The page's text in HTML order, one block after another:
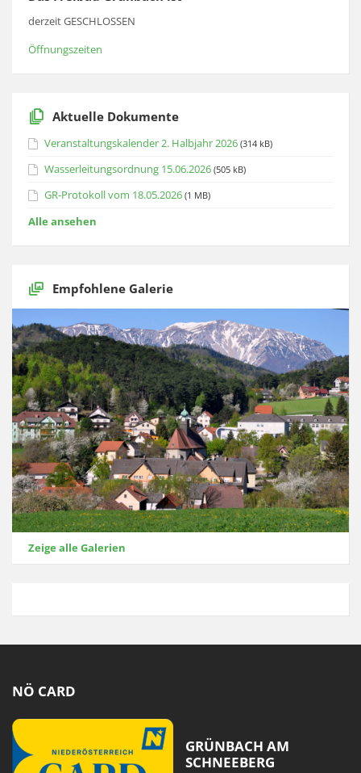
derzeit GESCHLOSSEN
Öffnungszeiten
Aktuelle Dokumente
Veranstaltungskalender 2. Halbjahr 2026 (314 kB)
Wasserleitungsordnung 15.06.2026 (505 kB)
GR-Protokoll vom 18.05.2026 (1 MB)
Alle ansehen
Empfohlene Galerie
Zeige alle Galerien
NÖ CARD
GRÜNBACH AM
SCHNEEBERG